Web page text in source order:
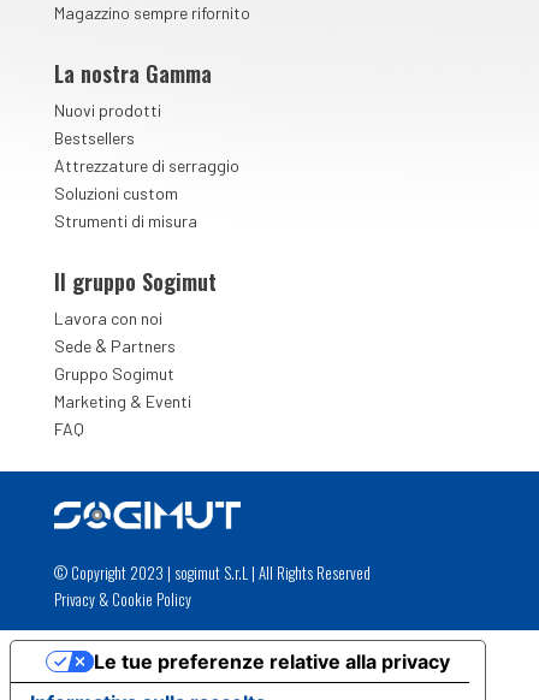
Magazzino sempre rifornito
La nostra Gamma
Nuovi prodotti
Bestsellers
Attrezzature di serraggio
Soluzioni custom
Strumenti di misura
Il gruppo Sogimut
Lavora con noi
Sede& Partners
Gruppo Sogimut
Marketing & Eventi
FAQ
© Copyright 2023 | sogimut S.r.L | All Rights Reserved
Privacy& Cookie Policy
Le tue preferenze relative alla privacy